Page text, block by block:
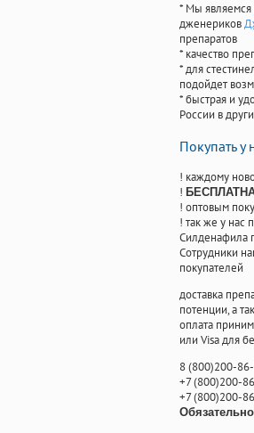
* Мы являемся
дженериков
препаратов
* качество
* для
подойдет
* быстрая и
России в
Покупать у
! каждому
!
! оптовым
! так же у нас
Силденафила
Cотрудники
покупателей
доставка
потенции, а
оплата
или Visa для
8(800)200-
+7(800)200-
+7(800)200-